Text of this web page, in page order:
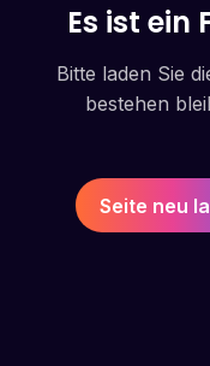
Es ist ein
Bitte laden Sie
bestehen
Seite neu